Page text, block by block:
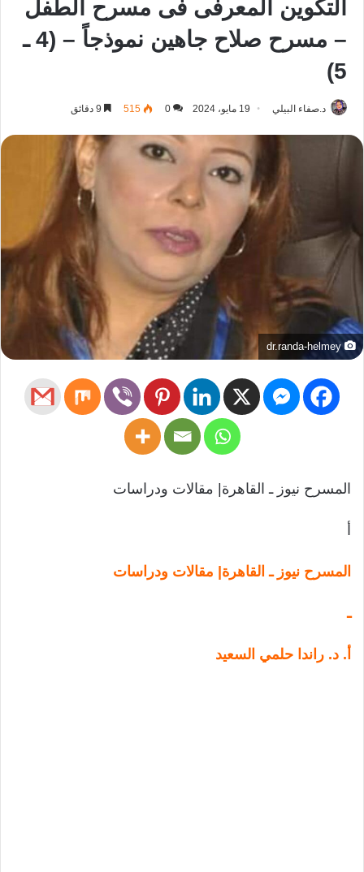
التكوين المعرفى فى مسرح الطفل
– مسرح صلاح جاهين نموذجاً – (4 ـ
5)
د.صفاء البيلي 19 مايو، 2024 0
515
dr.randa-helmey
المسرح نيوز ـ القاهرة| مقالات ودراسات
أ
المسرح نيوز ـ القاهرة| مقالات ودراسات
ـ
أ. د. راندا حلمي السعيد